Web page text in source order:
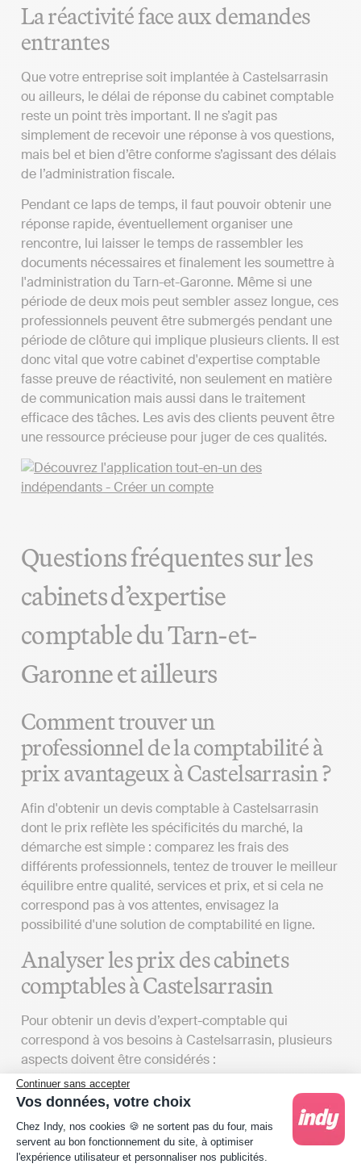
Continuer sans accepter
Vos données, votre choix
Plateforme de Gestion du Consentement :
Chez Indy, nos cookies 🍪 ne sortent pas du four, mais
servent au bon fonctionnement du site, à optimiser
l'expérience utilisateur et personnaliser nos publicités.
La réactivité face aux demandes
entrantes
Que votre entreprise soit implantée à Castelsarrasin
ou ailleurs, le délai de réponse du cabinet comptable
reste un point très important. Il ne s’agit pas
simplement de recevoir une réponse à vos questions,
mais bel et bien d’être conforme s’agissant des délais
de l’administration fiscale.
Pendant ce laps de temps, il faut pouvoir obtenir une
réponse rapide, éventuellement organiser une
rencontre, lui laisser le temps de rassembler les
documents nécessaires et finalement les soumettre à
l'administration du Tarn-et-Garonne. Même si une
période de deux mois peut sembler assez longue, ces
professionnels peuvent être submergés pendant une
période de clôture qui implique plusieurs clients. Il est
donc vital que votre cabinet d'expertise comptable
fasse preuve de réactivité, non seulement en matière
de communication mais aussi dans le traitement
efficace des tâches. Les avis des clients peuvent être
une ressource précieuse pour juger de ces qualités.
Questions fréquentes sur les
cabinets d’expertise
comptable du Tarn-et-
Garonne et ailleurs
Comment trouver un
professionnel de la comptabilité à
prix avantageux à Castelsarrasin ?
Afin d'obtenir un devis comptable à Castelsarrasin
dont le prix reflète les spécificités du marché, la
démarche est simple : comparez les frais des
différents professionnels, tentez de trouver le meilleur
équilibre entre qualité, services et prix, et si cela ne
correspond pas à vos attentes, envisagez la
possibilité d'une solution de comptabilité en ligne.
Analyser les prix des cabinets
comptables à Castelsarrasin
Pour obtenir un devis d’expert-comptable qui
correspond à vos besoins à Castelsarrasin, plusieurs
aspects doivent être considérés :
Vos attentes: Le coût des services proposés
par un cabinet d'expert-comptable peut
grandement varier en fonction du détail du
contrat que vous établirez avec eux. L'étendue